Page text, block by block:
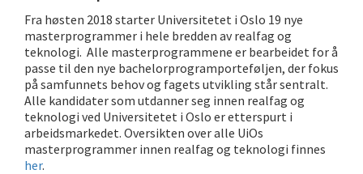
Fra høsten 2018 starter Universitetet i Oslo 19 nye
masterprogrammer i hele bredden av realfag og
teknologi. Alle masterprogrammene er bearbeidet for å
passe til den nye bachelorprogramporteføljen, der fokus
på samfunnets behov og fagets utvikling står sentralt.
Alle kandidater som utdanner seg innen realfag og
teknologi ved Universitetet i Oslo er etterspurt i
arbeidsmarkedet. Oversikten over alle UiOs
masterprogrammer innen realfag og teknologi finnes
her.